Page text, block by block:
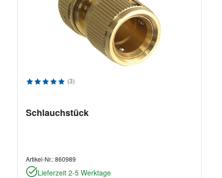
Durchschnittliche Bewertung von 5 von 5 Sternen
(3)
Schlauchstück
Artikel-Nr.:860989
Lieferzeit 2-5 Werktage